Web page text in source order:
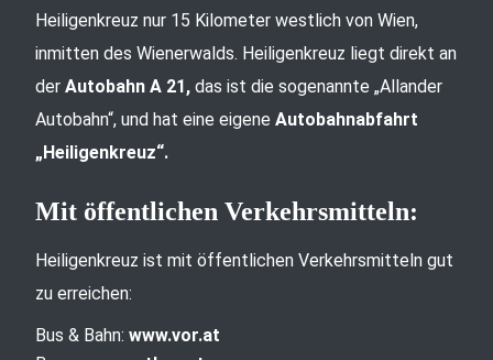
Heiligenkreuz nur 15 Kilometer westlich von Wien,
inmitten des Wienerwalds. Heiligenkreuz liegt direkt an
der Autobahn A 21, das ist die sogenannte „Allander
Autobahn“, und hat eine eigene Autobahnabfahrt
„Heiligenkreuz“.
Mit öffentlichen Verkehrsmitteln:
Heiligenkreuz ist mit öffentlichen Verkehrsmitteln gut
zu erreichen:
Bus & Bahn: www.vor.at